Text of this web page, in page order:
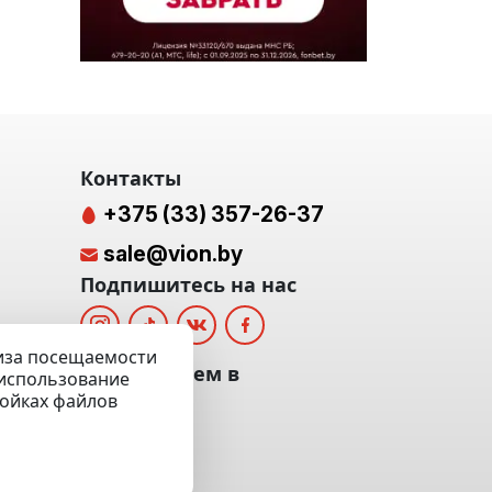
посещаемости
файлов
Контакты
+375 (33) 357-26-37
sale@vion.by
Подпишитесь на нас
Мы отвечаем в